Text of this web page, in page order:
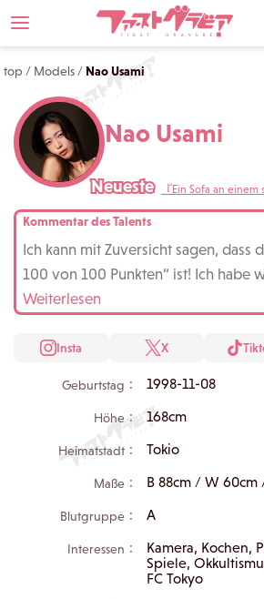
top / Models /Nao Usami
Nao Usami
Neueste 『Ein Sofa an einem
Kommentar des Talents
Ich kann mit Zuversicht sagen, dass
100 von 100 Punkten“ ist! Ich habe
Weiterlesen
Insta X
Geburtstag： 1998-11-08
Höhe： 168cm
Heimatstadt： Tokio
Maße： B 88cm / W 60cm
Blutgruppe： A
Interessen：
Kamera, Kochen,
Spiele,
FC Tokyo